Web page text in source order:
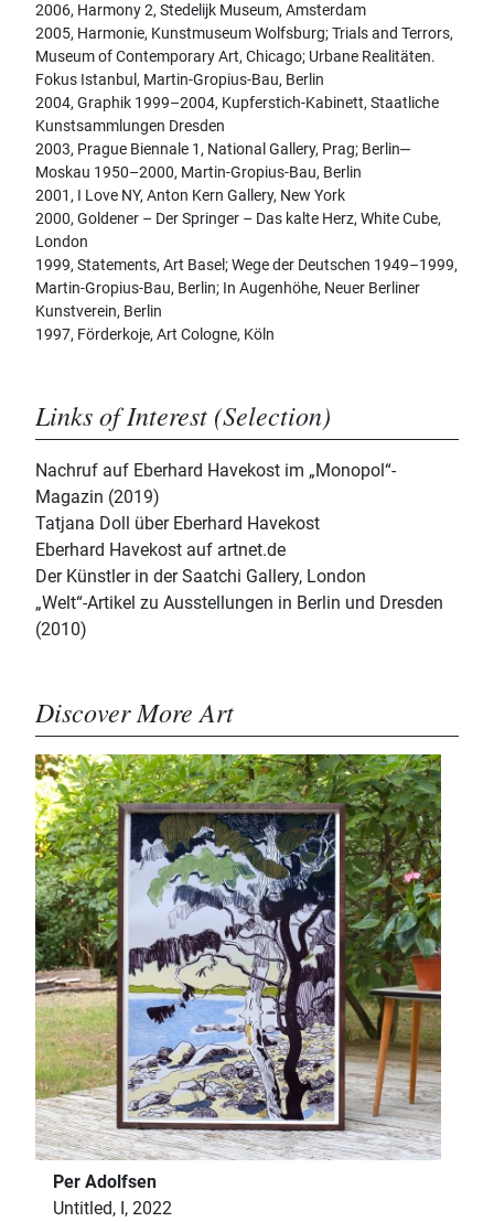
2006, Harmony 2, Stedelijk Museum, Amsterdam
2005, Harmonie, Kunstmuseum Wolfsburg; Trials and Terrors,
Museum of Contemporary Art, Chicago; Urbane Realitäten.
Fokus Istanbul, Martin-Gropius-Bau, Berlin
2004, Graphik 1999–2004, Kupferstich-Kabinett, Staatliche
Kunstsammlungen Dresden
2003, Prague Biennale 1, National Gallery, Prag; Berlin‒
Moskau 1950–2000, Martin-Gropius-Bau, Berlin
2001, I Love NY, Anton Kern Gallery, New York
2000, Goldener – Der Springer – Das kalte Herz, White Cube,
London
1999, Statements, Art Basel; Wege der Deutschen 1949–1999,
Martin-Gropius-Bau, Berlin; In Augenhöhe, Neuer Berliner
Kunstverein, Berlin
1997, Förderkoje, Art Cologne, Köln
Links of Interest (Selection)
Nachruf auf Eberhard Havekost im „Monopol“-
Magazin (2019)
Tatjana Doll über Eberhard Havekost
Eberhard Havekost auf artnet.de
Der Künstler in der Saatchi Gallery, London
„Welt“-Artikel zu Ausstellungen in Berlin und Dresden
(2010)
Discover More Art
Per Adolfsen
Untitled, I, 2022